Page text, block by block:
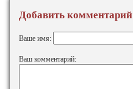
Добавить комментарий
Ваше имя:
Ваш комментарий: